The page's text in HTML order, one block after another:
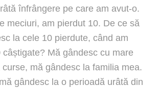
înfrângere pe care am avut-o.
meciuri, am pierdut 10. De ce să
la cele 10 pierdute, când am
câștigate? Mă gândesc cu mare
curse, mă gândesc la familia mea.
gândesc la o perioadă urâtă din